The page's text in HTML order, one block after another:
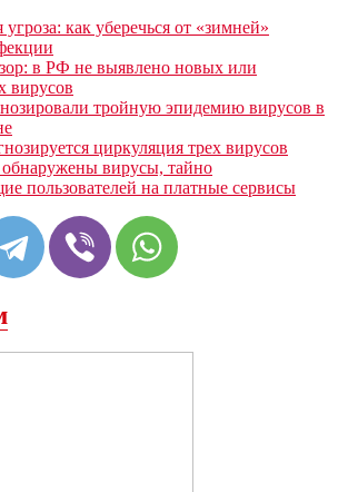
как уберечься от «зимней»
в РФ не выявлено новых или
вирусов
тройную эпидемию вирусов в
циркуляция трех вирусов
вирусы, тайно
пользователей на платные сервисы